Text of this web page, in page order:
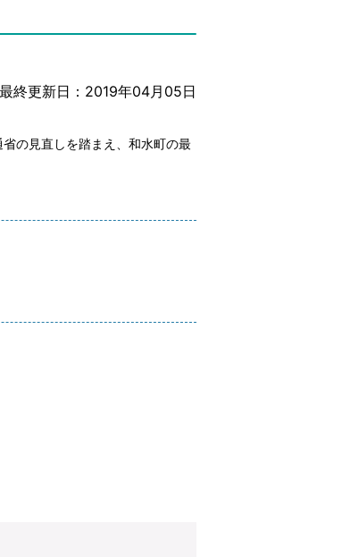
最終更新日：2019年04月05日
の見直しを踏まえ、和水町の最